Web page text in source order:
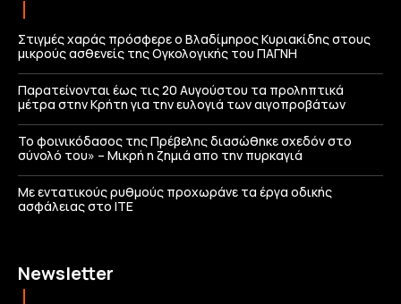
Στιγμές χαράς πρόσφερε ο Βλαδίμηρος Κυριακίδης στους
μικρούς ασθενείς της Ογκολογικής του ΠΑΓΝΗ
Παρατείνονται έως τις 20 Αυγούστου τα προληπτικά
μέτρα στην Κρήτη για την ευλογιά των αιγοπροβάτων
Το φοινικόδασος της Πρέβελης διασώθηκε σχεδόν στο
σύνολό του» – Μικρή η ζημιά απο την πυρκαγιά
Με εντατικούς ρυθμούς προχωράνε τα έργα οδικής
ασφάλειας στο ΙΤΕ
Newsletter